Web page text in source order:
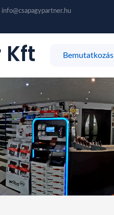
info@csapagypartner.hu
Kft Bemutatkozás